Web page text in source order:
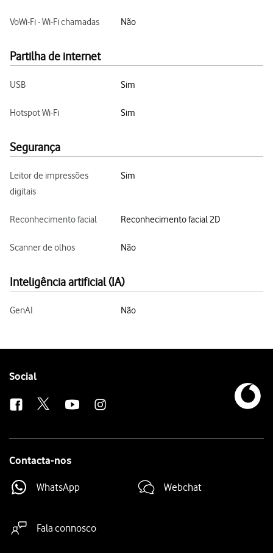
VoWi-Fi - Wi-Fi chamadas Não
Partilha de internet
USB Sim
Hotspot Wi-Fi Sim
Segurança
Leitor de impressões
digitais
Sim
Reconhecimento facial Reconhecimento facial 2D
Scanner de olhos Não
Inteligência artificial (IA)
GenAI Não
Follow
Social
Contacta-nos
WhatsApp Webchat
Fala connosco